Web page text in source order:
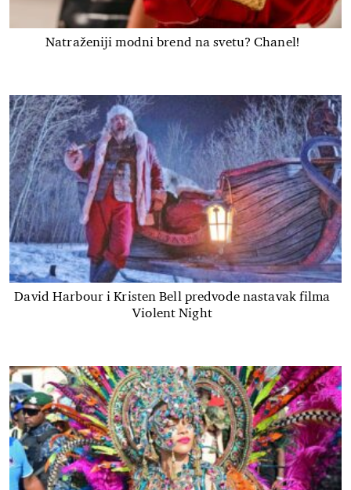
Natraženiji modni brend na svetu? Chanel!
David Harbour i Kristen Bell predvode nastavak filma
Violent Night